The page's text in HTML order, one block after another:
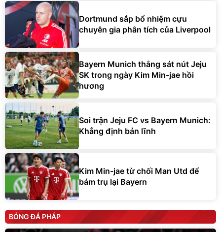
Dortmund sắp bổ nhiệm cựu
chuyên gia phân tích của Liverpool
Bayern Munich thắng sát nút Jeju
SK trong ngày Kim Min-jae hồi
hương
Soi trận Jeju FC vs Bayern Munich:
Khẳng định bản lĩnh
Kim Min-jae từ chối Man Utd để
bám trụ lại Bayern
BÓNG ĐÁ PHÁP